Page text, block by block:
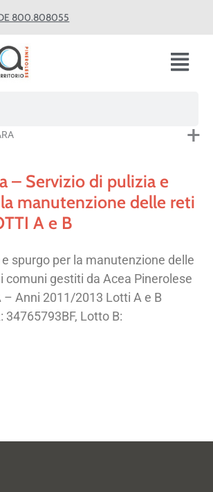
800.808055
– Servizio di pulizia e
manutenzione delle reti
A e B
spurgo per la manutenzione delle
comuni gestiti da Acea Pinerolese
– Anni 2011/2013 Lotti A e B
34765793BF, Lotto B: